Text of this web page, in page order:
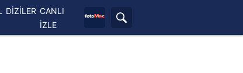
DİZİLER CANLI
İZLE